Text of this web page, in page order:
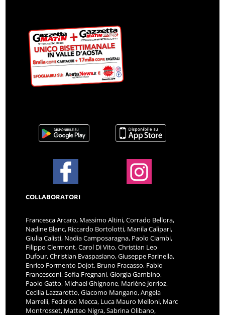
COLLABORATORI
Francesca Arcaro, Massimo Altini, Corrado Bellora,
Nadine Blanc, Riccardo Bortolotti, Manila Calipari,
Giulia Calisti, Nadia Camposaragna, Paolo Ciambi,
Filippo Clermont, Carol Di Vito, Christian Leo
Dufour, Christian Evaspasiano, Giuseppe Farinella,
Enrico Formento Dojot, Bruno Fracasso, Fabio
Francesconi, Sofia Fregnani, Giorgia Gambino,
Paolo Gatto, Michael Ghignone, Marlène Jorrioz,
Cecilia Lazzarotto, Giacomo Mangano, Angela
Marrelli, Federico Mecca, Luca Mauro Melloni, Marc
Montrosset, Matteo Nigra, Sabrina Olibano,